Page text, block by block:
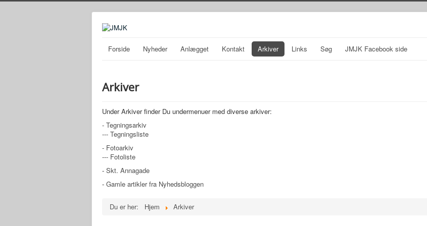
Forside Nyheder Anlægget Kontakt Arkiver Links Søg JMJK Facebook side
Arkiver
Under Arkiver finder Du undermenuer med diverse arkiver:
- Tegningsarkiv
--- Tegningsliste
- Fotoarkiv
--- Fotoliste
- Skt. Annagade
- Gamle artikler fra Nyhedsbloggen
Du er her: Hjem Arkiver